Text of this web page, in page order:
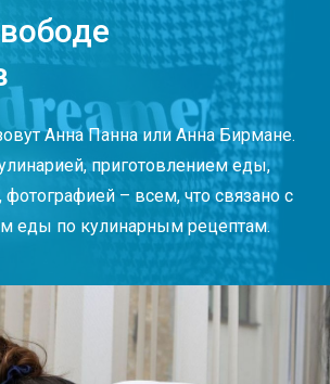
Анна Панна или Анна Бирмане.
приготовлением еды,
– всем, что связано с
еды по кулинарным рецептам.